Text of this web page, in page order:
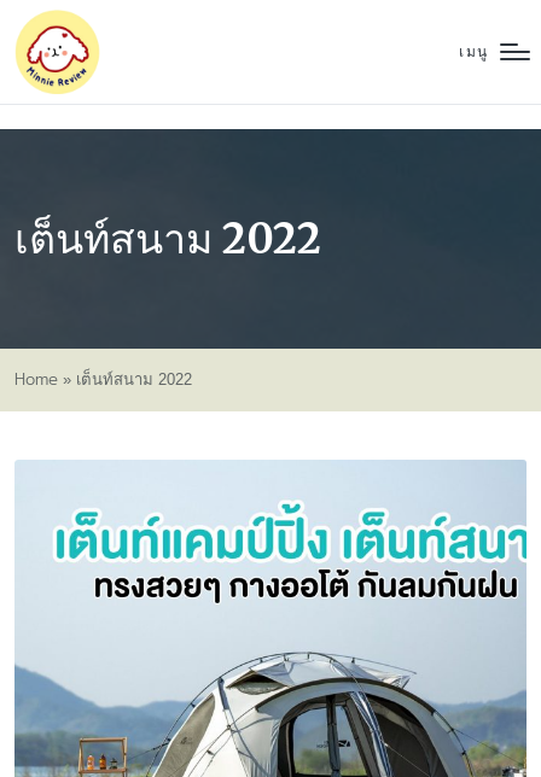
เมนู
เต็นท์สนาม 2022
Home » เต็นท์สนาม 2022